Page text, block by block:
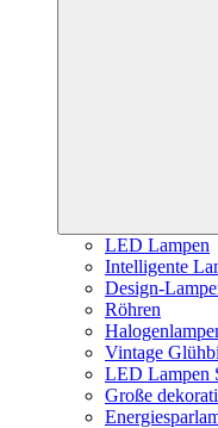
LED Lampen
Intelligente
Design-
Röhren
Vintage
LED Lampen
Große